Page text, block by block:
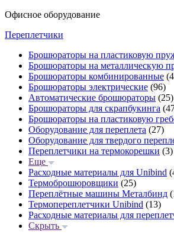
Офисное оборудование
Переплетчики
Брошюраторы на пластиковую
Брошюраторы на металлическую
Брошюраторы комбинированные
Брошюраторы электрические (96)
Автоматические брошюраторы (25)
Брошюраторы для скрапбукинга
Брошюраторы на пластиковую
Оборудование для переплета (27)
Оборудование для твердого
Переплетчики на термокорешки (3)
Еще
Расходные материалы для Unibind
Термоброшюровщики (25)
Переплётные машины Металбинд
Термопереплетчики Unibind (13)
Расходные материалы для
Скрыть